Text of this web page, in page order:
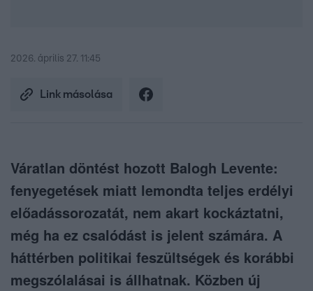
2026. április 27. 11:45
Link másolása
Váratlan döntést hozott Balogh Levente:
fenyegetések miatt lemondta teljes erdélyi
előadássorozatát, nem akart kockáztatni,
még ha ez csalódást is jelent számára. A
háttérben politikai feszültségek és korábbi
megszólalásai is állhatnak. Közben új